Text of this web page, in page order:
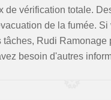
de vérification totale.
de la fumée.
Rudi
besoin d'autres